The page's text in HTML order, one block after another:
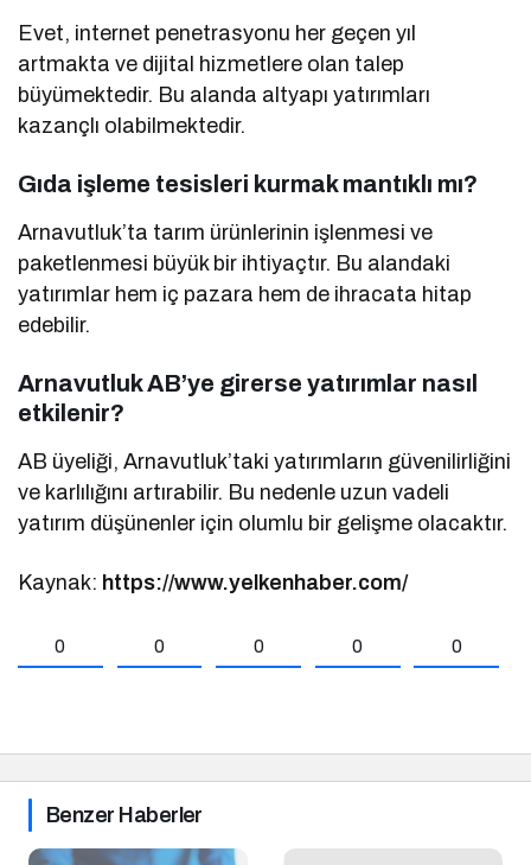
Evet, internet penetrasyonu her geçen yıl
artmakta ve dijital hizmetlere olan talep
büyümektedir. Bu alanda altyapı yatırımları
kazançlı olabilmektedir.
Gıda işleme tesisleri kurmak mantıklı mı?
Arnavutluk’ta tarım ürünlerinin işlenmesi ve
paketlenmesi büyük bir ihtiyaçtır. Bu alandaki
yatırımlar hem iç pazara hem de ihracata hitap
edebilir.
Arnavutluk AB’ye girerse yatırımlar nasıl
etkilenir?
AB üyeliği, Arnavutluk’taki yatırımların güvenilirliğini
ve karlılığını artırabilir. Bu nedenle uzun vadeli
yatırım düşünenler için olumlu bir gelişme olacaktır.
Kaynak: https://www.yelkenhaber.com/
0 0 0 0 0
Benzer Haberler